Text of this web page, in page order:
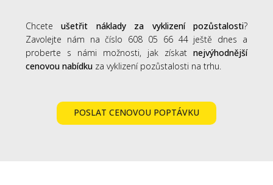
Chceteušetřit náklady za vyklizení pozůstalosti?
Zavolejte nám na číslo 608 05 66 44 ještě dnes a
proberte s námi možnosti, jak získat nejvýhodnější
cenovou nabídku za vyklizení pozůstalosti na trhu.
POSLAT CENOVOU POPTÁVKU